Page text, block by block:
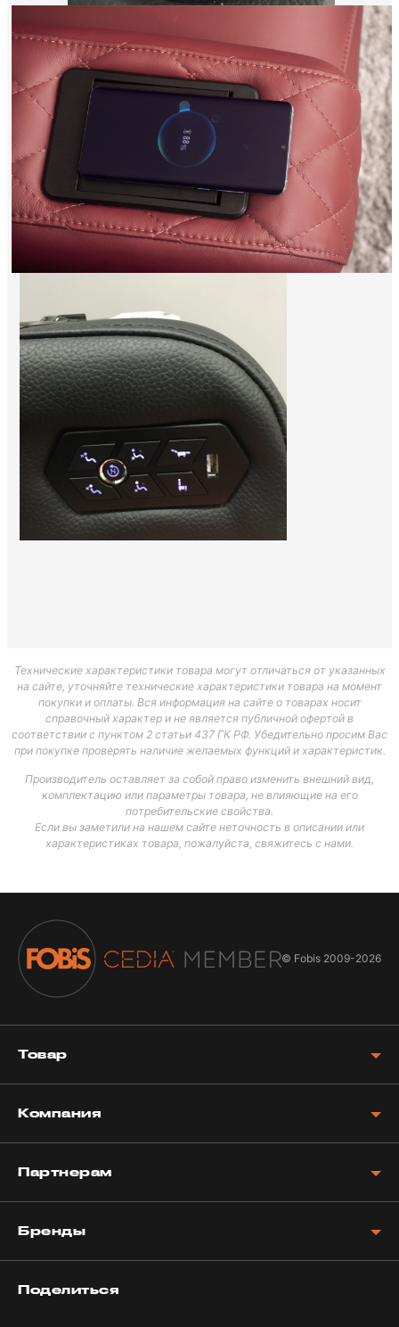
Технические характеристики товара могут отличаться от указанных
на сайте, уточняйте технические характеристики товара на момент
покупки и оплаты. Вся информация на сайте о товарах носит
справочный характер и не является публичной офертой в
соответствии с пунктом 2 статьи 437 ГК РФ. Убедительно просим Вас
при покупке проверять наличие желаемых функций и характеристик.
Производитель оставляет за собой право изменить внешний вид,
комплектацию или параметры товара, не влияющие на его
потребительские свойства.
Если вы заметили на нашем сайте неточность в описании или
характеристиках товара, пожалуйста, свяжитесь с нами.
© Fobis 2009-2026
Товар
Компания
Партнерам
Бренды
Поделиться